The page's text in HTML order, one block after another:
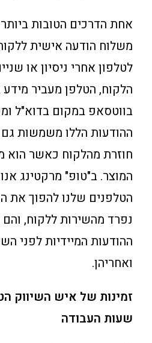
אחת הדרכים הטובות
משלוח הודעה אישית
לטלפון אחרי ניסיון או
הלקוח, הטלפן מעביר
בווטסאפ במקום בדוא"ל
ההודעות הללו משמשות
חוזרת מהלקוח כאשר הוא
המוצר. ב"טופ" מרקטינג
הטלפנים שלנו להפוך את
נפרד מהשירות ללקוח,
ההודעות המיידיות לפני
ואחריהן.
זמינות של איש השיווק
שעות העבודה